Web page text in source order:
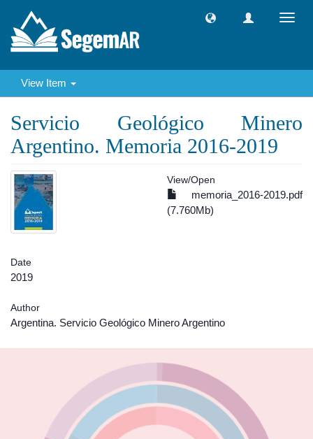
View Item
Servicio Geológico Minero
Argentino. Memoria 2016-2019
View/Open
memoria_2016-2019.pdf
(7.760Mb)
Date
2019
Author
Argentina. Servicio Geológico Minero Argentino